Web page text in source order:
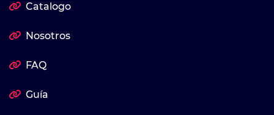
Catalogo
Nosotros
FAQ
Guía